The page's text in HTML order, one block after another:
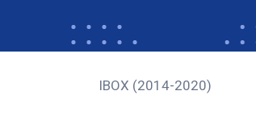
IBOX (2014-2020)